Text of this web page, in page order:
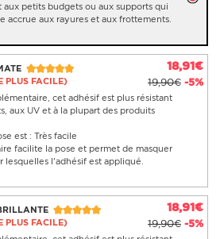
petits budgets ou aux supports qui
accrue aux rayures et aux frottements.
PLUS FACILE)
18,91€
19,90€ -5%
cet adhésif est plus résistant
aux UV et à la plupart des produits
est : Très facile
facilite la pose et permet de masquer
lesquelles l'adhésif est appliqué.
PLUS FACILE)
18,91€
19,90€ -5%